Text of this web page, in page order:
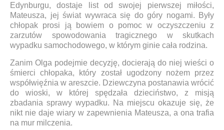
Edynburgu, dostaje list od swojej pierwszej miłości,
Mateusza, jej świat wywraca się do góry nogami. Były
chłopak prosi ją bowiem o pomoc w oczyszczeniu z
zarzutów spowodowania tragicznego w skutkach
wypadku samochodowego, w którym ginie cała rodzina.
Zanim Olga podejmie decyzję, docierają do niej wieści o
śmierci chłopaka, który został ugodzony nożem przez
współwięźnia w areszcie. Dziewczyna postanawia wrócić
do wioski, w której spędzała dzieciństwo, z misją
zbadania sprawy wypadku. Na miejscu okazuje się, że
nikt nie daje wiary w zapewnienia Mateusza, a ona trafia
na mur milczenia.